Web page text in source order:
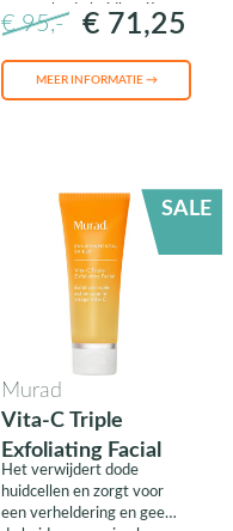
versterkt de huidbarrière.
€ 95,- € 71,25
MEER INFORMATIE →
SALE
Murad
Vita-C Triple
Exfoliating Facial
Het verwijdert dode
huidcellen en zorgt voor
een verheldering en geeft